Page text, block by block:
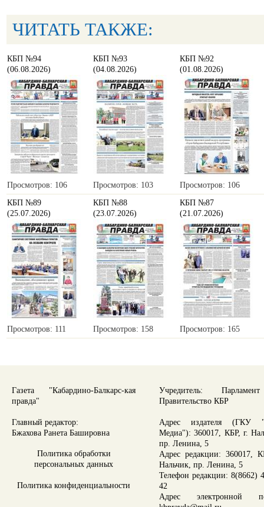
ЧИТАТЬ ТАКЖЕ:
КБП №94
(06.08.2026)
Просмотров: 106
КБП №93
(04.08.2026)
Просмотров: 103
КБП №92
(01.08.2026)
Просмотров: 106
КБП №89
(25.07.2026)
Просмотров: 111
КБП №88
(23.07.2026)
Просмотров: 158
КБП №87
(21.07.2026)
Просмотров: 165
Газета "Кабардино-Балкарс-кая
правда"
Главный редактор:
Бжахова Ранета Башировна
Политика обработки
персональных данных
Политика конфиденциальности
Учредитель:
Правительство КБР
Адрес издателя (ГКУ
Медиа"): 360017, КБР, г.
пр. Ленина, 5
Адрес редакции: 360017,
Нальчик, пр. Ленина, 5
Телефон редакции: 8(8662)
42
Адрес электронной